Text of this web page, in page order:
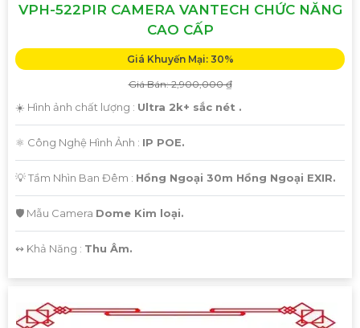
VPH-522PIR CAMERA VANTECH CHỨC NĂNG
CAO CẤP
Giá Khuyến Mại: 30%
Giá Bán: 2,900,000 ₫
☀️ Hình ảnh chất lượng : Ultra 2k+ sắc nét .
⚛️ Công Nghệ Hình Ảnh : IP POE.
💡 Tầm Nhìn Ban Đêm : Hồng Ngoại 30m Hồng Ngoại EXIR.
🛡 Mẫu Camera Dome Kim loại.
️↭ Khả Năng : Thu Âm.